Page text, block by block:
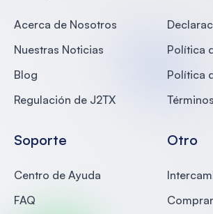
Acerca de Nosotros
Nuestras Noticias
Blog
Regulación de J2TX
Soporte
Centro de Ayuda
FAQ
Política
Política
Otro